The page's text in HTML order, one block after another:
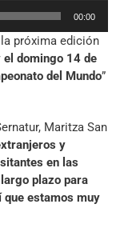
00:00
próxima edición
domingo 14 de
del Mundo”
Maritza San
y
en las
plazo para
estamos muy